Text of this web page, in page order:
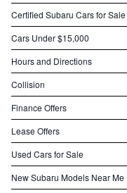
Certified Subaru Cars for Sale
Cars Under $15,000
Hours and Directions
Collision
Finance Offers
Lease Offers
Used Cars for Sale
New Subaru Models Near Me